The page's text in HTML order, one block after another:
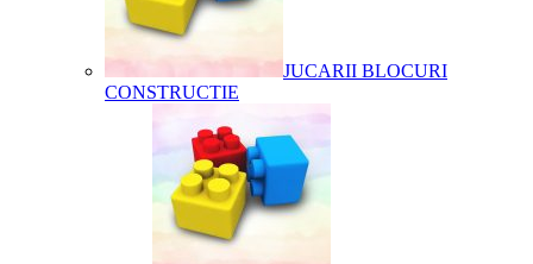
JUCARII BLOCURI
CONSTRUCTIE